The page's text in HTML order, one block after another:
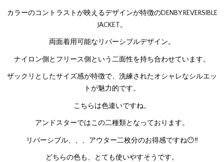
カラーのコントラストが映えるデザインが特徴のDENBY REVERSIBLE
JACKET。
両面着用可能なリバーシブルデザイン。
ナイロン側とフリース側という二面性を持ち合わせています。
ザックリとしたサイズ感が特徴で、洗練されたオシャレなシルエッ
トが魅力的です。
こちらは色違いですね。
アンドスターではこの二種類となっております。
リバーシブル、、、アウター二枚分のお得感ですね😶‼
どちらの色も、とても使いやすそうです。